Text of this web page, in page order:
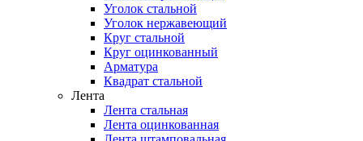
Уголок стальной
Уголок нержавеющий
Круг стальной
Круг оцинкованный
Арматура
Квадрат стальной
Лента
Лента стальная
Лента оцинкованная